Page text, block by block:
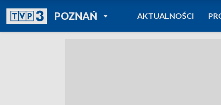
POZNAŃPOWRÓT DO
TVP REGIONY
AKTUALNOŚCI